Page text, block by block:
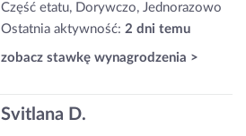
Część etatu, Dorywczo, Jednorazowo
Ostatnia aktywność: 2 dni temu
zobacz stawkę wynagrodzenia >
Svitlana D.